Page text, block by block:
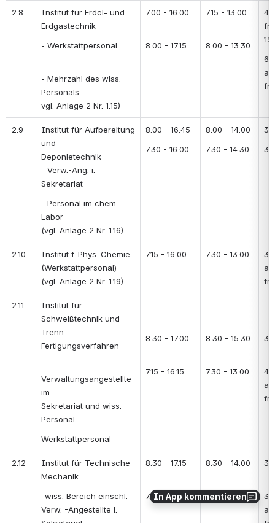
In App kommentieren
2.8
Institut für Erdöl- und
Erdgastechnik
- Werkstattpersonal
- Mehrzahl des wiss.
Personals
vgl. Anlage 2 Nr. 1.15)
7.00 - 16.00
8.00 - 17.15
7.15 - 13.00
8.00 - 13.30
15
2.9
Institut für Aufbereitung
und
Deponietechnik
- Verw.-Ang. i.
Sekretariat
- Personal im chem.
Labor
(vgl. Anlage 2 Nr. 1.16)
8.00 - 16.45
7.30 - 16.00
8.00 - 14.00
7.30 - 14.30
30
30
2.10
Institut f. Phys. Chemie
(Werkstattpersonal)
(vgl. Anlage 2 Nr. 1.19)
7.15 - 16.00 7.30 - 13.00
2.11
Institut für
Schweißtechnik und
Trenn.
Fertigungsverfahren
-
Verwaltungsangestellte
im
Sekretariat und wiss.
Personal
Werkstattpersonal
8.30 - 17.00
7.15 - 16.15
8.30 - 15.30
7.30 - 13.00
45
2.12
Institut für Technische
Mechanik
-wiss. Bereich einschl.
Verw. -Angestellte i.
8.30 - 17.15
7.00 - 15.45
8.30 - 14.00
7.30 - 13.00